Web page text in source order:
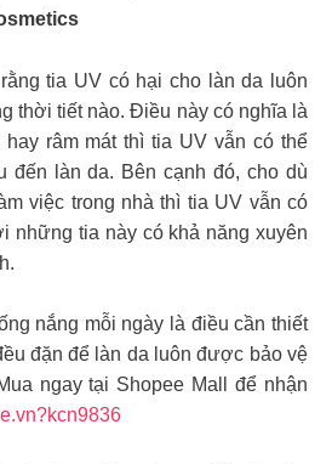
tia UV có hại cho làn da luôn
thời tiết nào. Điều này có nghĩa là
râm mát thì tia UV vẫn có thể
đến làn da. Bên cạnh đó, cho dù
việc trong nhà thì tia UV vẫn có
những tia này có khả năng xuyên
nắng mỗi ngày là điều cần thiết
đặn để làn da luôn được bảo vệ
ngay tại Shopee Mall để nhận